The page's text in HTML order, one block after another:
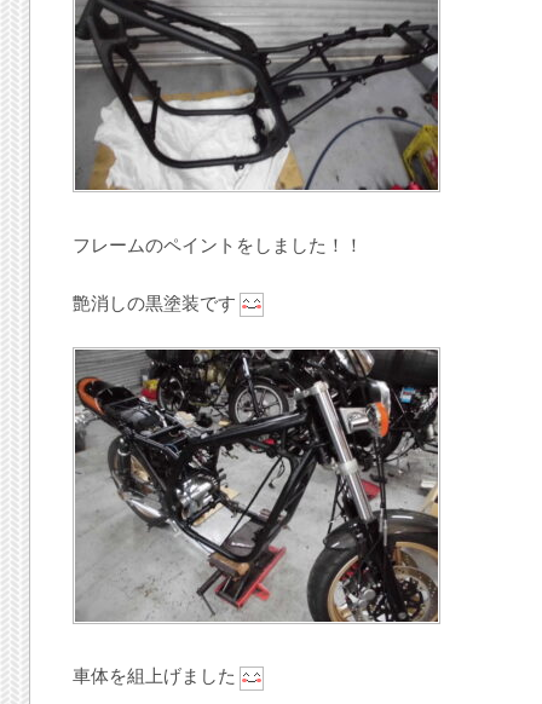
フレームのペイントをしました！！
艶消しの黒塗装です
車体を組上げました